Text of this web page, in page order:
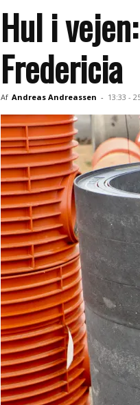
Hul i
Fredericia
Af Andreas Andreassen - 13:33 -